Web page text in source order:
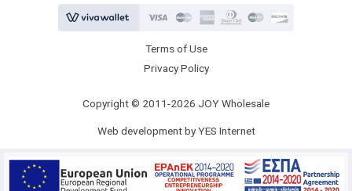
Terms of Use
Privacy Policy
Copyright © 2011-2026 JOY Wholesale
Web development by YES Internet